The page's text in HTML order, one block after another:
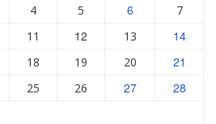
4 5 6
7
11 12 13 14
18 19 20 21
25 26 27 28